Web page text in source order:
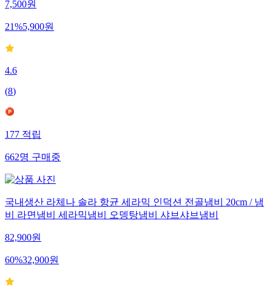
7,500원
21%5,900원
4.6
(8)
177적립
662명구매중
국내생산 라체나 솔라 항균 세라믹 인덕션 전골냄비 20cm / 냄
비 라면냄비 세라믹냄비 오뎅탕냄비 샤브샤브냄비
82,900원
60%32,900원